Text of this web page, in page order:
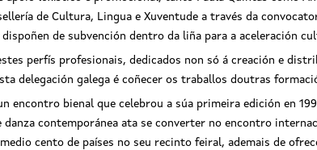
de Cultura, Lingua e Xuventude a través da
dispoñen de subvención dentro da liña para a aceleración
perfís profesionais, dedicados non só á creación e
delegación galega é coñecer os traballos doutras
encontro bienal que celebrou a súa primeira edición en
danza contemporánea ata se converter no encontro
cento de países no seu recinto feiral, ademais de